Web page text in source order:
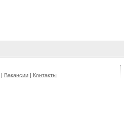
| Вакансии | Контакты